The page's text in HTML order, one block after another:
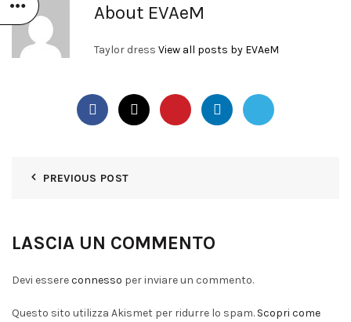
About EVAeM
Taylor dress View all posts by EVAeM
PREVIOUS POST
LASCIA UN COMMENTO
Devi essereconnesso per inviare un commento.
Questo sito utilizza Akismet per ridurre lo spam. Scopri come